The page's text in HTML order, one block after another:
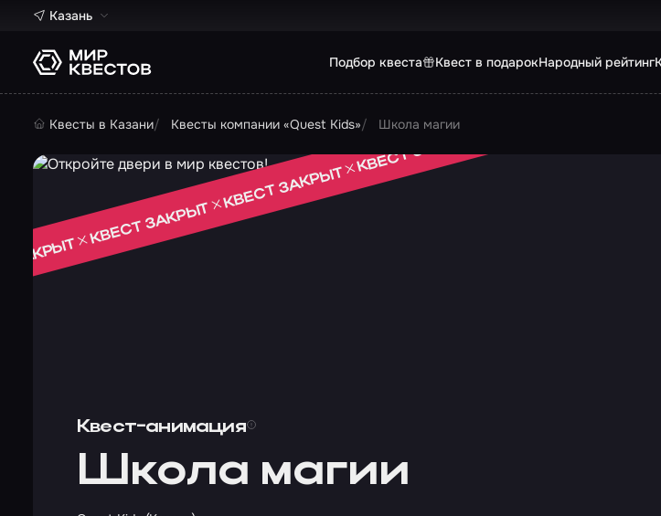
Казань
Подбор квеста Квест в подарокНародный рейтинг
Квесты в Казани Квесты компании «Quest Kids» Школа магии
Квест-анимация
Школа магии
ЗАКРЫТ
КВЕСТ ЗАКРЫТ
КВЕСТ ЗАКРЫТ
КВЕСТ ЗАКРЫТ